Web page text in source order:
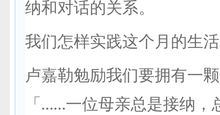
纳和对话的关系。
我们怎样实践这个月的生
卢嘉勒勉励我们要拥有一
「……一位母亲总是接纳，